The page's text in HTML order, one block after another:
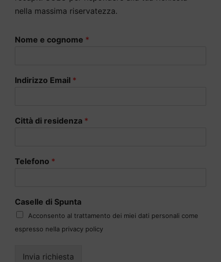
nella massima riservatezza.
Nome e cognome *
Indirizzo Email *
Città di residenza *
Telefono *
Caselle di Spunta
Acconsento al trattamento dei miei dati personali come
espresso nella privacy policy
Invia richiesta